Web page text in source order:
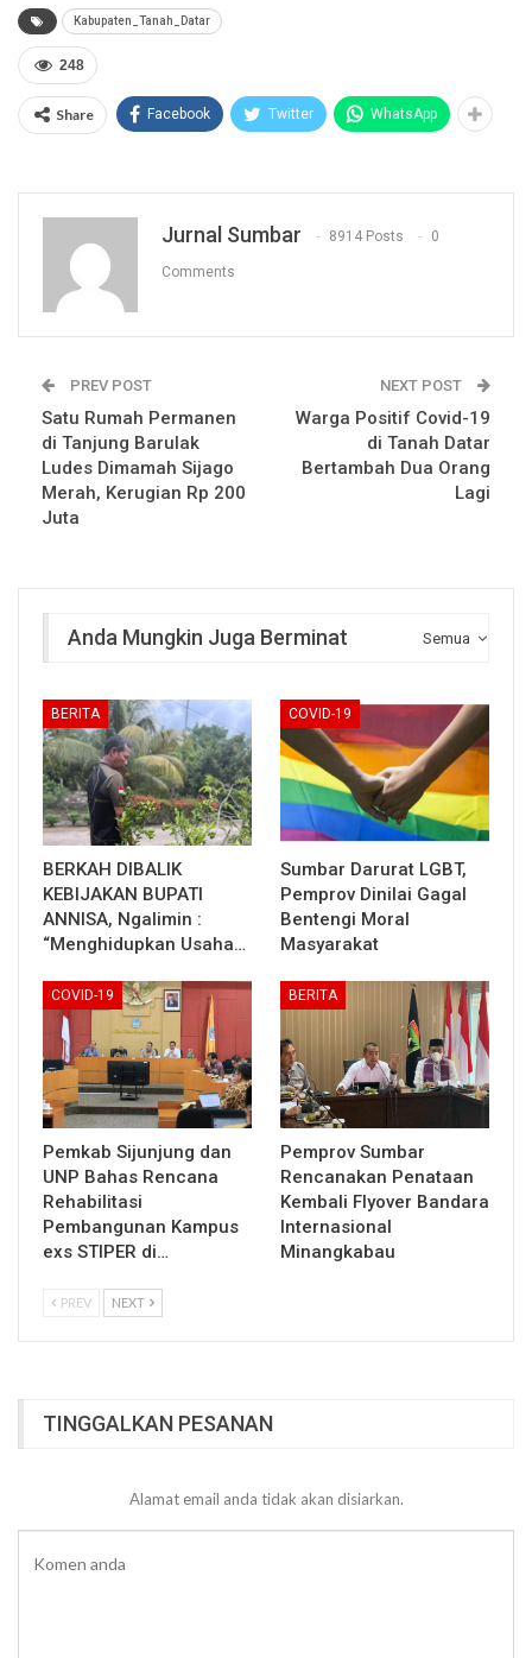
Kabupaten_Tanah_Datar
248
Share Facebook Twitter WhatsApp
Jurnal Sumbar 8914 Posts 0
Comments
PREV POST
Satu Rumah Permanen
di Tanjung Barulak
Ludes Dimamah Sijago
Merah, Kerugian Rp 200
Juta
NEXT POST
Warga Positif Covid-19
di Tanah Datar
Bertambah Dua Orang
Lagi
Semua
Anda Mungkin Juga Berminat
BERITA
BERKAH DIBALIK
KEBIJAKAN BUPATI
ANNISA, Ngalimin :
“Menghidupkan Usaha…
COVID-19
Sumbar Darurat LGBT,
Pemprov Dinilai Gagal
Bentengi Moral
Masyarakat
COVID-19
Pemkab Sijunjung dan
UNP Bahas Rencana
Rehabilitasi
Pembangunan Kampus
exs STIPER di…
BERITA
Pemprov Sumbar
Rencanakan Penataan
Kembali Flyover Bandara
Internasional
Minangkabau
PREV NEXT
TINGGALKAN PESANAN
Alamat email anda tidak akan disiarkan.